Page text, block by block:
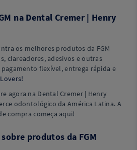
na Dental Cremer | Henry
os melhores produtos da FGM
clareadores, adesivos e outras
flexível, entrega rápida e
agora na Dental Cremer | Henry
odontológico da América Latina. A
compra começa aqui!
produtos da FGM